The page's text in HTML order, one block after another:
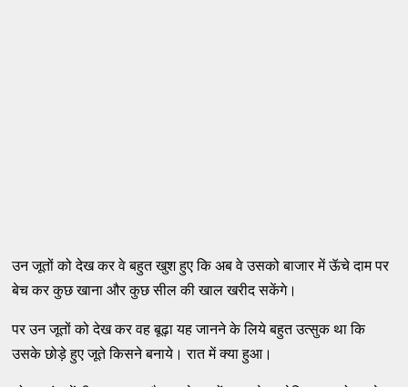
उन जूतों को देख कर वे बहुत खुश हुए कि अब वे उसको बाजार में ऊॅचे दाम पर
बेच कर कुछ खाना और कुछ सील की खाल खरीद सकेंगे।
पर उन जूतों को देख कर वह बूढ़ा यह जानने के लिये बहुत उत्सुक था कि
उसके छोड़े हुए जूते किसने बनाये। रात में क्या हुआ।